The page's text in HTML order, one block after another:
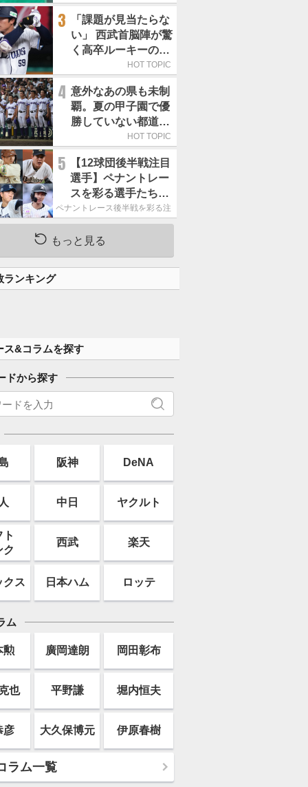
だきました」／憧れ
の人からの金言
3
「課題が見当たらな
い」 西武首脳陣が驚
く高卒ルーキーの高
HOT TOPIC
4 意外なあの県も未制
覇。夏の甲子園で優
勝していない都道府
HOT TOPIC
5
【12球団後半戦注目
選手】ペナントレー
スを彩る選手たち
ここからが本当の勝
負｜パ・リーグ編
ペナントレース後半戦を彩る注目選手たち
もっと見る
ランキング
ス&コラムを探す
ドから探す
阪神 DeNA
中日 ヤクルト
ク
西武 楽天
クス 日本ハム ロッテ
ム
勲 廣岡達朗 岡田彰布
也 平野謙 堀内恒夫
彦 大久保博元 伊原春樹
ラム一覧